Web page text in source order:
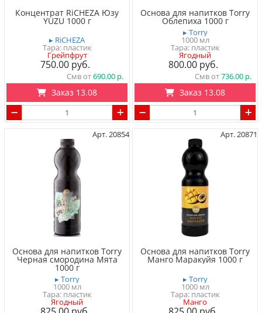
Концентрат RiCHEZA Юзу
YUZU 1000 г
▸ RiCHEZA
Тара: пластик
Грейпфрут
750.00
Смв от690.00
Заказ 13.08
Основа для напитков Torry
Облепиха 1000 г
▸ Torry
1000 мл
Тара: пластик
Ягодный
800.00
Смв от736.00
Заказ 13.08
Арт. 20854
Основа для напитков Torry
Черная смородина Мята
1000 г
▸ Torry
1000 мл
Тара: пластик
Ягодный
Арт. 20871
Основа для напитков Torry
Манго Маракуйя 1000 г
▸ Torry
1000 мл
Тара: пластик
Манго